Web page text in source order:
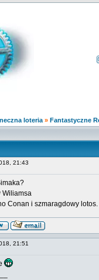
loteria » Fantastyczne
21:43
Wiliamsa
Conan i szmaragdowy lotos.
21:51